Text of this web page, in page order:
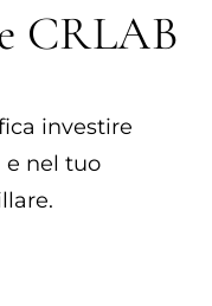
CRLAB
investire
e nel tuo